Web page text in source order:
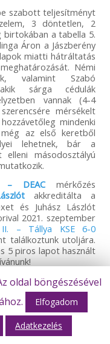
szabott teljesítményt
3 döntetlen, 2
birtokában a tabella 5.
Áron a Jászberény
miatti hátráltatás
Némi
valamint Szabó
sárga cédulák
vannak (4-4
mérsékelt
mindenki
az első keretből
lehetnek, bár a
másodosztályú
– DEAC
mérkőzés
akkreditálta a
és Juhász Lászlót
2021. szeptember
II. – Tállya KSE 6-0
találkoztunk utoljára.
5 piros lapot használt
es szezon13.
13:00 órátólBékéscsaba
SC – BKV
– Kisvárda Master
– Eger SE, Sényő-
Törökszentmiklósi FC,
oldal böngészésével
Elfogadom
Adatkezelés